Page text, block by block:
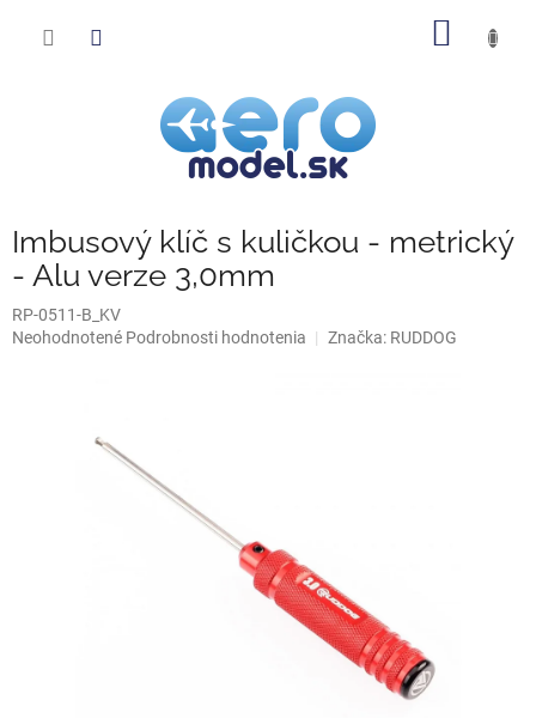
Imbusový klíč s kuličkou - metrický
- Alu verze 3,0mm
RP-0511-B_KV
Priemerné
Neohodnotené Podrobnosti hodnotenia Značka: RUDDOG